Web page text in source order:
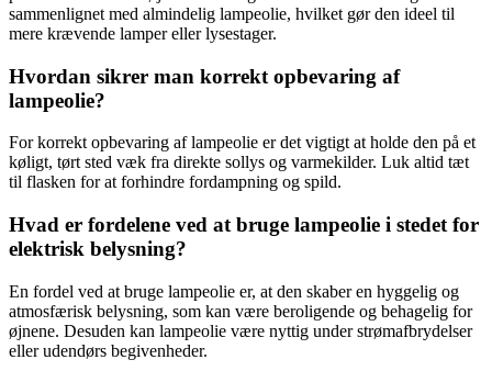
sammenlignet med almindelig lampeolie, hvilket gør den ideel til
mere krævende lamper eller lysestager.
Hvordan sikrer man korrekt opbevaring af
lampeolie?
For korrekt opbevaring af lampeolie er det vigtigt at holde den på et
køligt, tørt sted væk fra direkte sollys og varmekilder. Luk altid tæt
til flasken for at forhindre fordampning og spild.
Hvad er fordelene ved at bruge lampeolie i stedet for
elektrisk belysning?
En fordel ved at bruge lampeolie er, at den skaber en hyggelig og
atmosfærisk belysning, som kan være beroligende og behagelig for
øjnene. Desuden kan lampeolie være nyttig under strømafbrydelser
eller udendørs begivenheder.